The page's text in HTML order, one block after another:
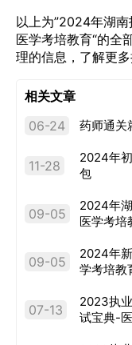
以上为”2024年湖
医学考培教育“的全
理的信息，了解更
相关文章
06-24
药师通关
11-28
2024年
包
09-05
2024年
医学考培
09-05
2024年
学考培教
07-13
2023执
试宝典-